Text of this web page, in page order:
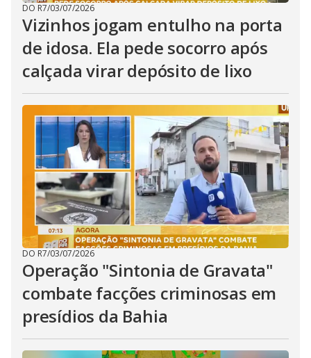
DO R7/03/07/2026
Vizinhos jogam entulho na porta
de idosa. Ela pede socorro após
calçada virar depósito de lixo
DO R7/03/07/2026
Operação "Sintonia de Gravata"
combate facções criminosas em
presídios da Bahia